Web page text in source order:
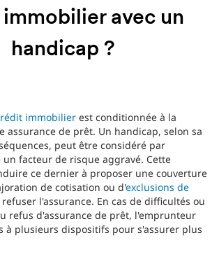
avec un
handicap ?
immobilier est conditionnée à la
assurance de prêt. Un handicap, selon sa
peut être considéré par
un facteur de risque aggravé. Cette
ce dernier à proposer une couverture
de cotisation ou d'exclusions de
refuser l'assurance. En cas de difficultés ou
refus d'assurance de prêt, l'emprunteur
à plusieurs dispositifs pour s'assurer plus